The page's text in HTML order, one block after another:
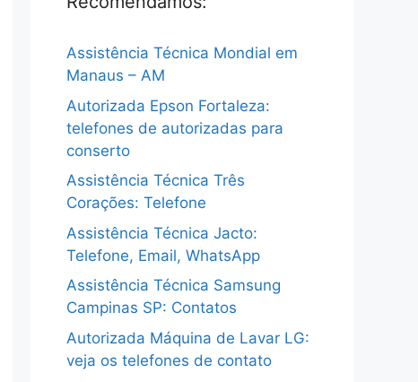
Assistência Técnica Mondial em
Manaus – AM
Autorizada Epson Fortaleza:
telefones de autorizadas para
conserto
Assistência Técnica Três
Corações: Telefone
Assistência Técnica Jacto:
Telefone, Email, WhatsApp
Assistência Técnica Samsung
Campinas SP: Contatos
Autorizada Máquina de Lavar LG:
veja os telefones de contato